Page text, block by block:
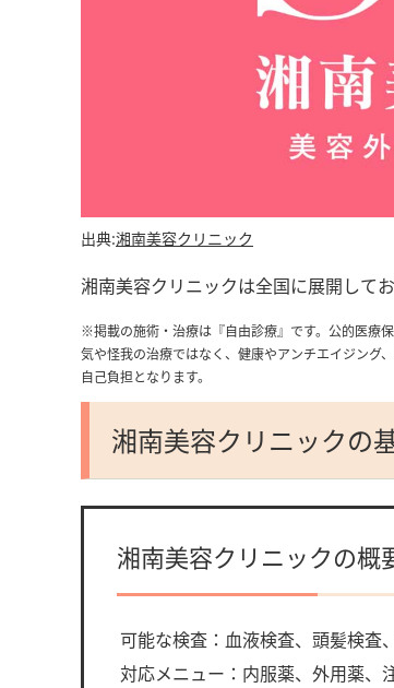
出典:湘南美容クリニック
湘南美容クリニックは全国に展開して
※掲載の施術・治療は『自由診療』です。公的医療
気や怪我の治療ではなく、健康やアンチエイジング
自己負担となります。
湘南美容クリニックの
湘南美容クリニックの概
可能な検査：血液検査、頭髪検査
対応メニュー：内服薬、外用薬、